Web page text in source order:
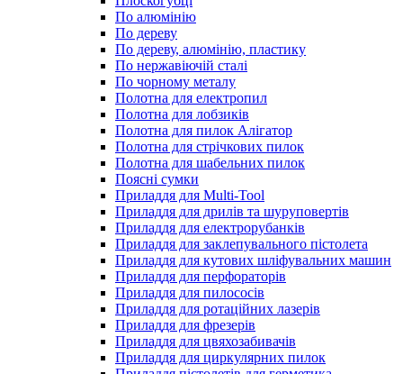
По алюмінію
По дереву
По дереву, алюмінію, пластику
По нержавіючій сталі
По чорному металу
Полотна для електропил
Полотна для лобзиків
Полотна для пилок Алігатор
Полотна для стрічкових пилок
Полотна для шабельних пилок
Поясні сумки
Приладдя для Multi-Tool
Приладдя для дрилів та шуруповертів
Приладдя для електрорубанків
Приладдя для заклепувального пістолета
Приладдя для кутових шліфувальних машин
Приладдя для перфораторів
Приладдя для пилососів
Приладдя для ротаційних лазерів
Приладдя для фрезерів
Приладдя для цвяхозабивачів
Приладдя для циркулярних пилок